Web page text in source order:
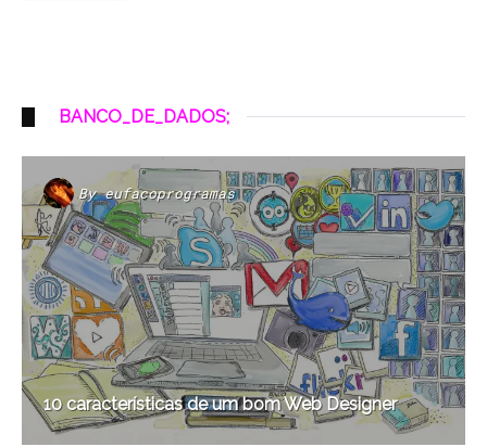
BANCO_DE_DADOS;
Byeufacoprogramas
10 características de um bom Web Designer